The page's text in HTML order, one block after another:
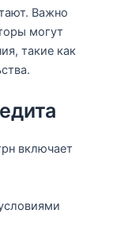
Важно
могут
такие как
включает